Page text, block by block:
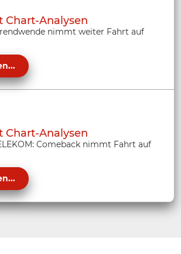
Chart-Analysen
nimmt weiter Fahrt auf
Chart-Analysen
Comeback nimmt Fahrt auf